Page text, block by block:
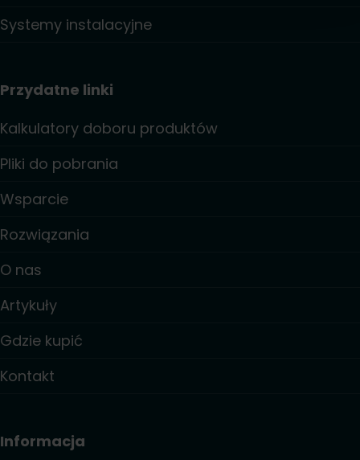
Systemy instalacyjne
Przydatne linki
Kalkulatory doboru produktów
Pliki do pobrania
Wsparcie
Rozwiązania
O nas
Artykuły
Gdzie kupić
Kontakt
Informacja